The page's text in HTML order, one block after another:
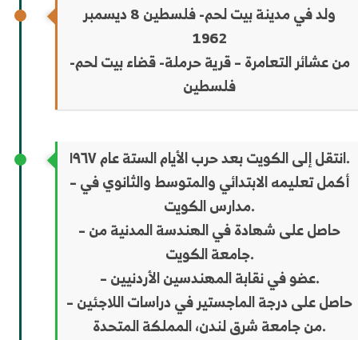
ولد في مدينة بيت لحم- فلسطين 8 ديسمبر
1962
من عشائر التعامرة – قرية حرملة- قضاء بيت لحم-
فلسطين
انتقل إلى الكويت بعد حرب الأيام الستة عام ١٩٦٧.
– أكمل تعليمه الابتدائي والمتوسط ​​والثانوي في
مدارس الكويت.
– حاصل على شهادة في الهندسة المدنية من
جامعة الكويت.
– عضو في نقابة المهندسين الأردنيين.
– حاصل على درجة الماجستير في دراسات اللاجئين
من جامعة شرق لندن، المملكة المتحدة.